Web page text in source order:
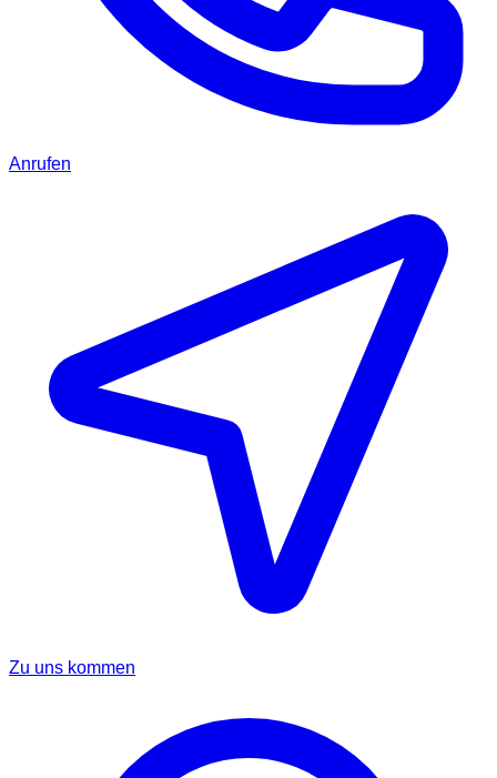
Anrufen
Zu uns kommen